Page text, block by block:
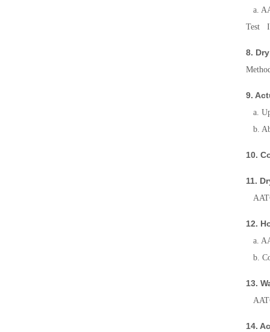
a.
Test
8.
9.
a.
b.
10.
11.
12.
a.
b.
13.
14.